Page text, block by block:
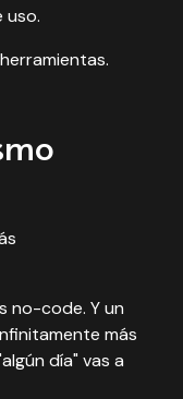
uso.
no-code. Y un
más
día" vas a